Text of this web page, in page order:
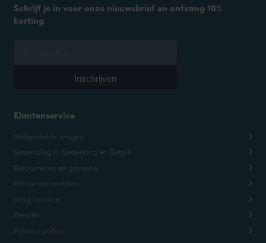
Klantenservice
Veelgestelde vragen
Verzending in Nederland en België
Retourneren en garantie
Retour aanmelden
Veilig betalen
Retailer
Privacy policy
Schrijf je in voor onze nieuwsbrief en ontvang 10%
korting